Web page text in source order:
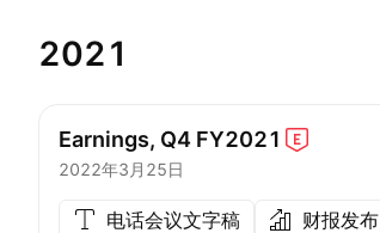
2021
Earnings, Q4 FY2021
2022年3月25日
电话会议文字稿 财报发布